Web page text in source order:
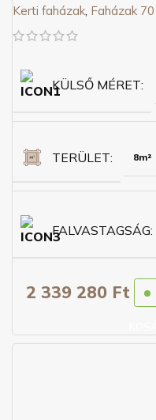
Kerti faházak, Faházak
KÜLSŐ MÉRET
TERÜLET 8m²
FALVASTAGSÁG
2 339 280 Ft